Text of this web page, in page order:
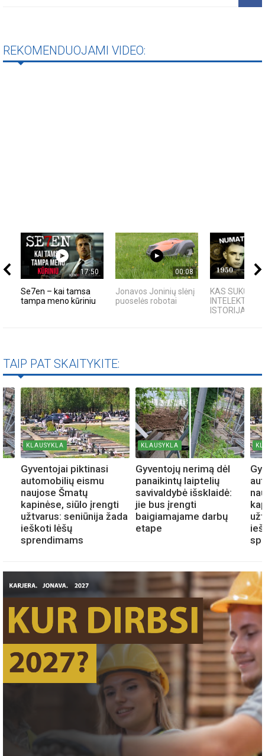
REKOMENDUOJAMI VIDEO:
17:50
Se7en – kai tamsa
tampa meno kūriniu
00:08
Jonavos Joninių slėnį
puoselės robotai
KAS SUKŪRĖ
INTELEKTĄ?
ISTORIJA IR
TAIP PAT SKAITYKITE:
KLAUSYKLA
Gyventojai piktinasi
automobilių eismu
naujose Šmatų
kapinėse, siūlo įrengti
užtvarus: seniūnija žada
ieškoti lėšų
sprendimams
KLAUSYKLA
Gyventojų nerimą dėl
panaikintų laiptelių
savivaldybė išsklaidė:
jie bus įrengti
baigiamajame darbų
etape